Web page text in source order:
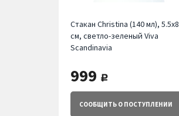
Стакан Christina (140 мл), 5.5х8
см, светло-зеленый Viva
Scandinavia
999 руб.
СООБЩИТЬ О ПОСТУПЛЕНИИ